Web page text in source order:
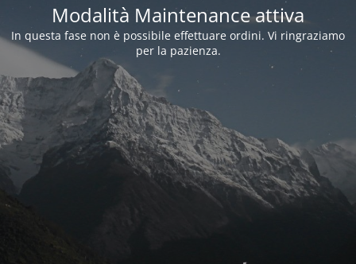
Modalità Maintenance attiva
In questa fase non è possibile effettuare ordini. Vi ringraziamo
per la pazienza.